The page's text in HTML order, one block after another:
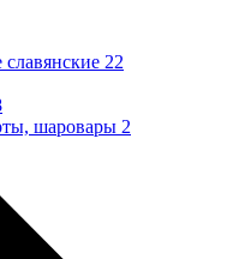
22
шаровары 2